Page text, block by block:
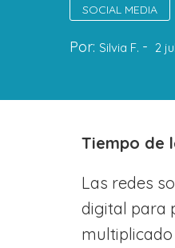
SOCIAL MEDIA
Por: Silvia F. 2
Tiempo de
Las redes
digital para